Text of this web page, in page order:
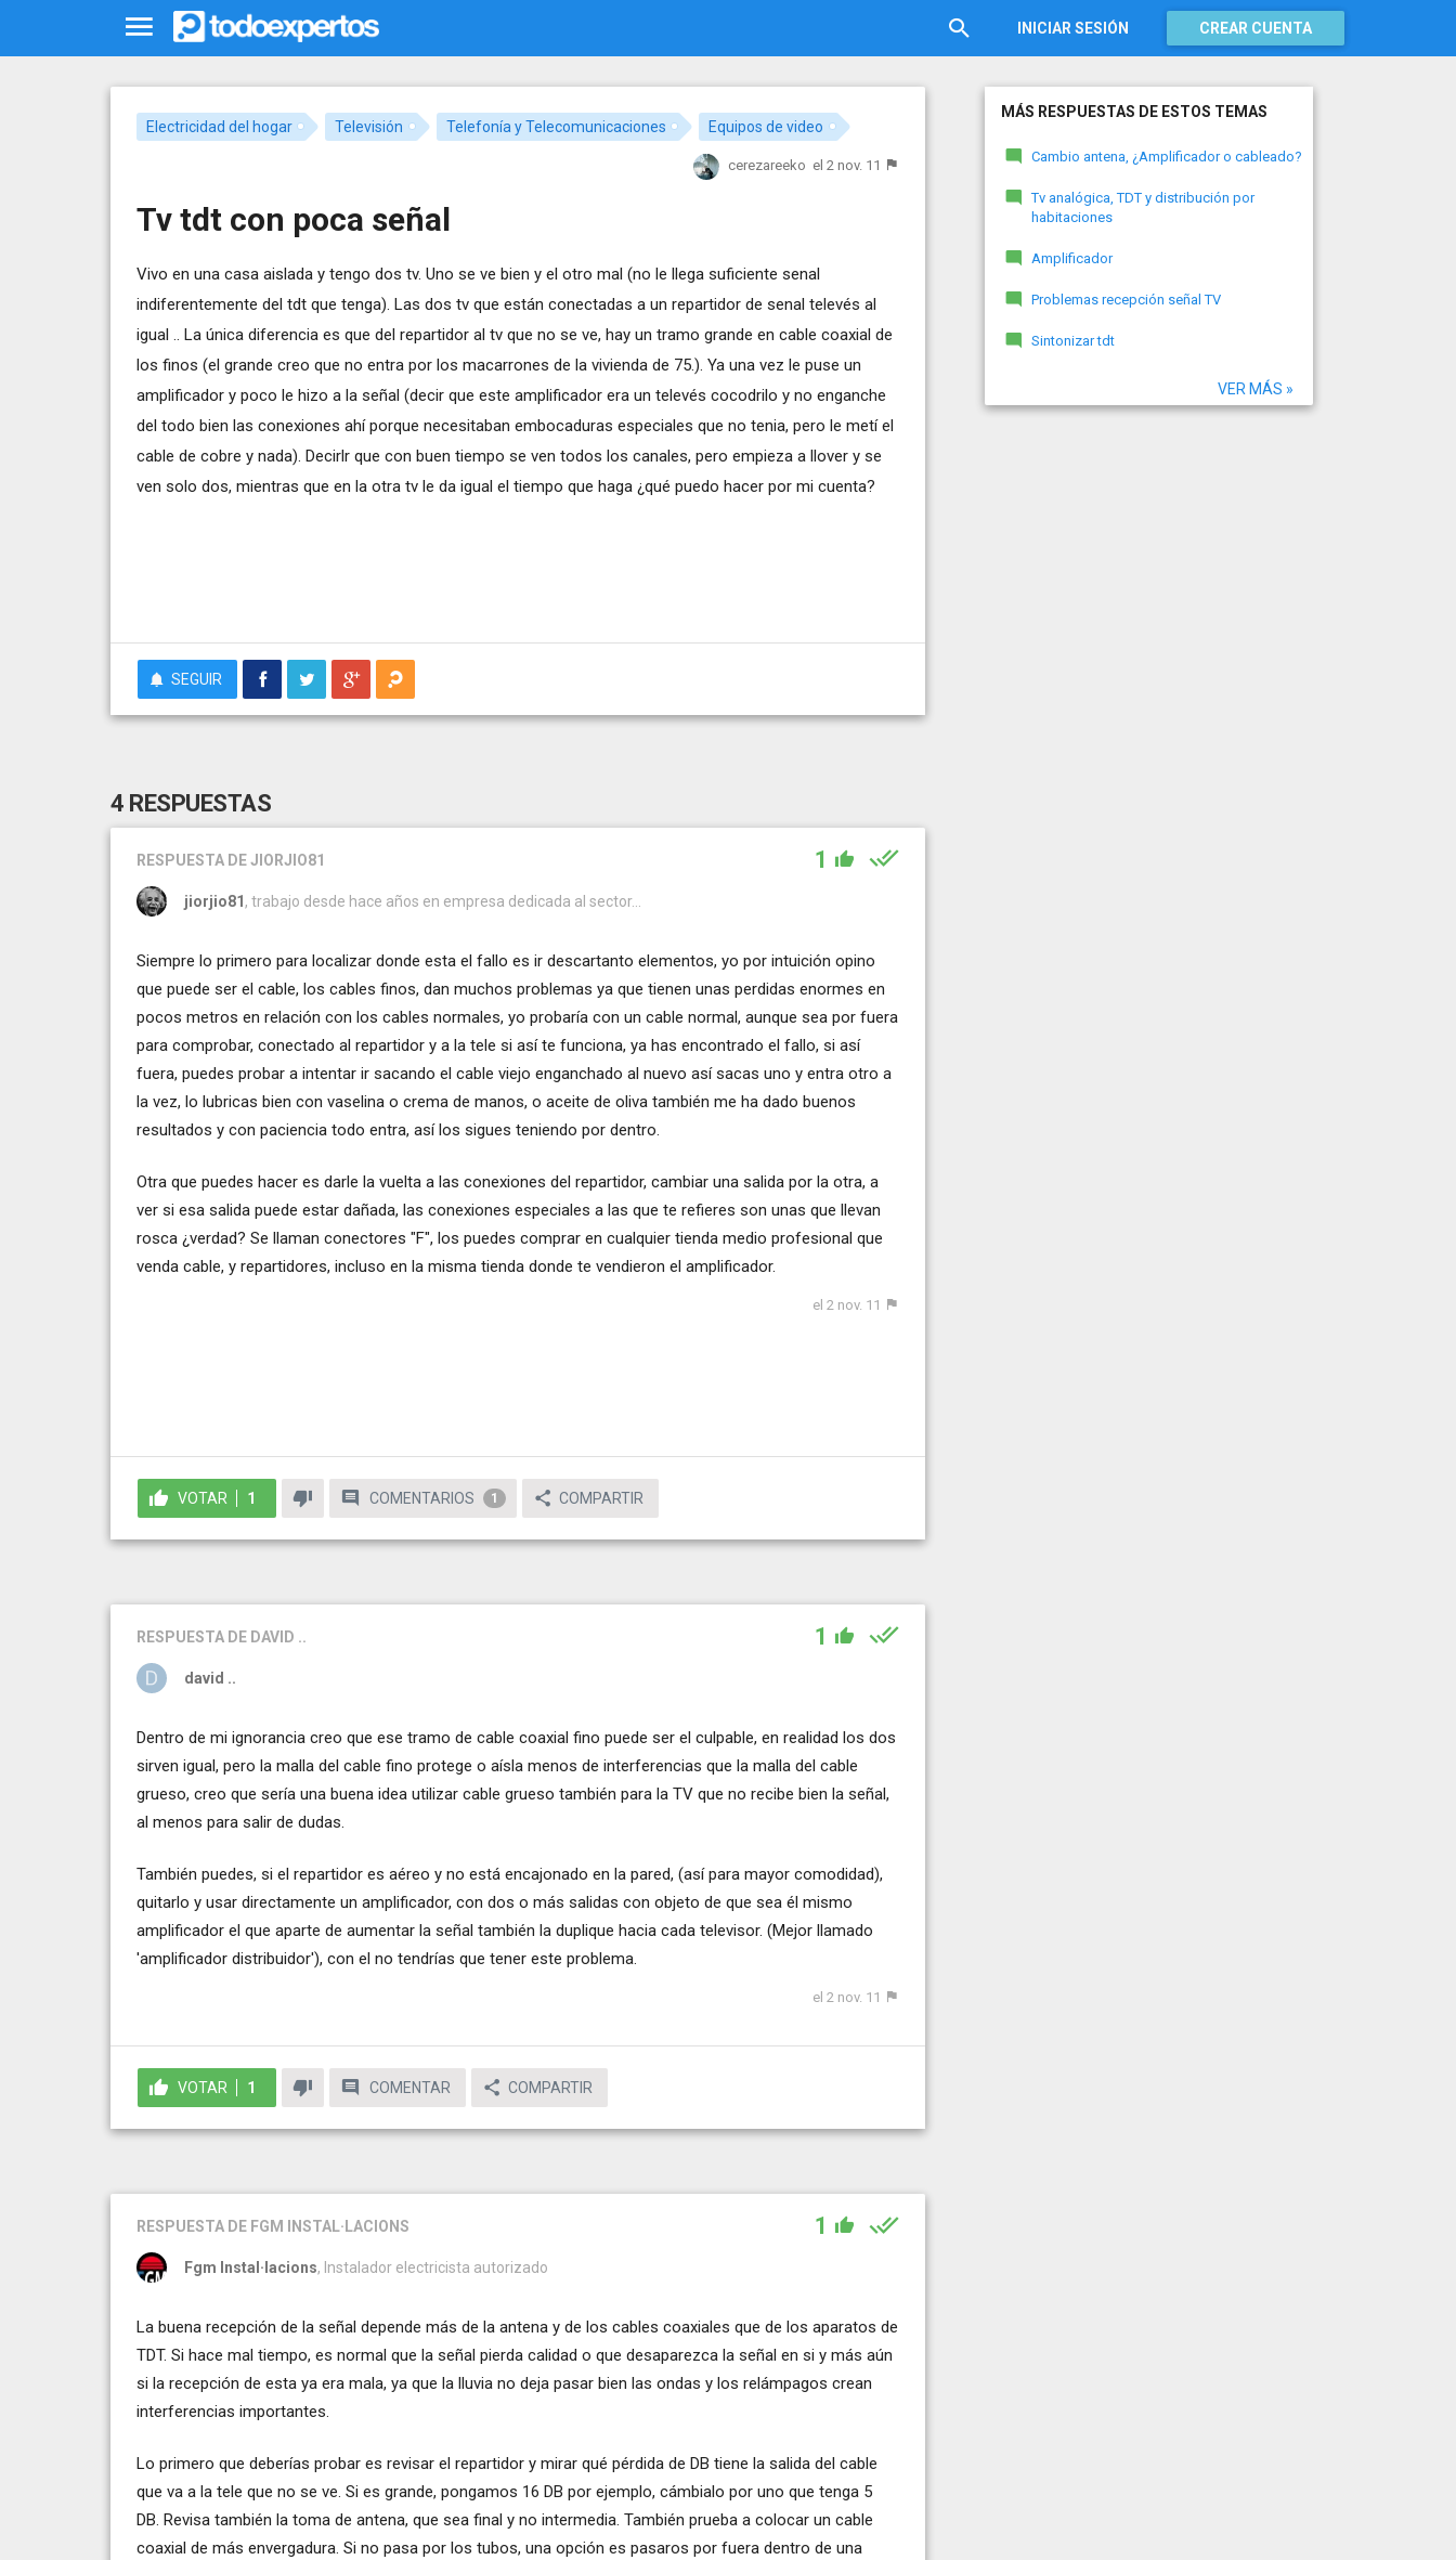
INICIAR SESIÓN CREAR CUENTA
Electricidad del hogar Televisión Telefonía y Telecomunicaciones Equipos de video
cerezareeko el 2 nov. 11
Tv tdt con poca señal
Vivo en una casa aislada y tengo dos tv. Uno se ve bien y el otro mal (no le llega suficiente senal
indiferentemente del tdt que tenga). Las dos tv que están conectadas a un repartidor de senal televés al
igual .. La única diferencia es que del repartidor al tv que no se ve, hay un tramo grande en cable coaxial de
los finos (el grande creo que no entra por los macarrones de la vivienda de 75.). Ya una vez le puse un
amplificador y poco le hizo a la señal (decir que este amplificador era un televés cocodrilo y no enganche
del todo bien las conexiones ahí porque necesitaban embocaduras especiales que no tenia, pero le metí el
cable de cobre y nada). Decirlr que con buen tiempo se ven todos los canales, pero empieza a llover y se
ven solo dos, mientras que en la otra tv le da igual el tiempo que haga ¿qué puedo hacer por mi cuenta?
SEGUIR
4 RESPUESTAS
RESPUESTA DE JIORJIO81 1
jiorjio81 , trabajo desde hace años en empresa dedicada al sector...
Siempre lo primero para localizar donde esta el fallo es ir descartanto elementos, yo por intuición opino
que puede ser el cable, los cables finos, dan muchos problemas ya que tienen unas perdidas enormes en
pocos metros en relación con los cables normales, yo probaría con un cable normal, aunque sea por fuera
para comprobar, conectado al repartidor y a la tele si así te funciona, ya has encontrado el fallo, si así
fuera, puedes probar a intentar ir sacando el cable viejo enganchado al nuevo así sacas uno y entra otro a
la vez, lo lubricas bien con vaselina o crema de manos, o aceite de oliva también me ha dado buenos
resultados y con paciencia todo entra, así los sigues teniendo por dentro.
Otra que puedes hacer es darle la vuelta a las conexiones del repartidor, cambiar una salida por la otra, a
ver si esa salida puede estar dañada, las conexiones especiales a las que te refieres son unas que llevan
rosca ¿verdad? Se llaman conectores "F", los puedes comprar en cualquier tienda medio profesional que
venda cable, y repartidores, incluso en la misma tienda donde te vendieron el amplificador.
el 2 nov. 11
VOTAR 1 COMENTARIOS 1 COMPARTIR
RESPUESTA DE DAVID .. 1
david ..
Dentro de mi ignorancia creo que ese tramo de cable coaxial fino puede ser el culpable, en realidad los dos
sirven igual, pero la malla del cable fino protege o aísla menos de interferencias que la malla del cable
grueso, creo que sería una buena idea utilizar cable grueso también para la TV que no recibe bien la señal,
al menos para salir de dudas.
También puedes, si el repartidor es aéreo y no está encajonado en la pared, (así para mayor comodidad),
quitarlo y usar directamente un amplificador, con dos o más salidas con objeto de que sea él mismo
amplificador el que aparte de aumentar la señal también la duplique hacia cada televisor. (Mejor llamado
'amplificador distribuidor'), con el no tendrías que tener este problema.
el 2 nov. 11
VOTAR 1 COMENTAR COMPARTIR
RESPUESTA DE FGM INSTAL·LACIONS 1
Fgm Instal·lacions, Instalador electricista autorizado
La buena recepción de la señal depende más de la antena y de los cables coaxiales que de los aparatos de
TDT. Si hace mal tiempo, es normal que la señal pierda calidad o que desaparezca la señal en si y más aún
si la recepción de esta ya era mala, ya que la lluvia no deja pasar bien las ondas y los relámpagos crean
interferencias importantes.
Lo primero que deberías probar es revisar el repartidor y mirar qué pérdida de DB tiene la salida del cable
que va a la tele que no se ve. Si es grande, pongamos 16 DB por ejemplo, cámbialo por uno que tenga 5
DB. Revisa también la toma de antena, que sea final y no intermedia. También prueba a colocar un cable
coaxial de más envergadura. Si no pasa por los tubos, una opción es pasaros por fuera dentro de una
MÁS RESPUESTAS DE ESTOS TEMAS
Cambio antena, ¿Amplificador o cableado?
Tv analógica, TDT y distribución por
habitaciones
Amplificador
Problemas recepción señal TV
Sintonizar tdt
VER MÁS »